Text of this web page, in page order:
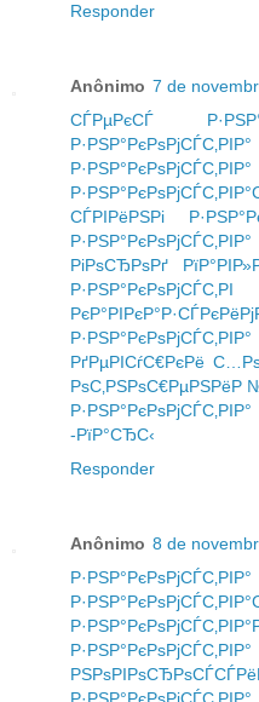
Responder
Anônimo 7 de
СЃРµРєСЃ
СЃРІРёРЅРі
РіРѕСЂРѕРґ
Р·РЅР°РєРѕРјСЃС‚РІ
РґРµРІСѓС€РєРё
-РїР°СЂС‹
Responder
Anônimo 8 de
Р·РЅР°РєРѕРјСЃС‚РІР°